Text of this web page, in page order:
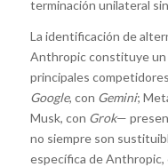
terminación unilateral
La identificación de
Anthropic constituye un
principales
Google, con Gemini;
Musk, con Grok—
no siempre son
específica de Anthropic,